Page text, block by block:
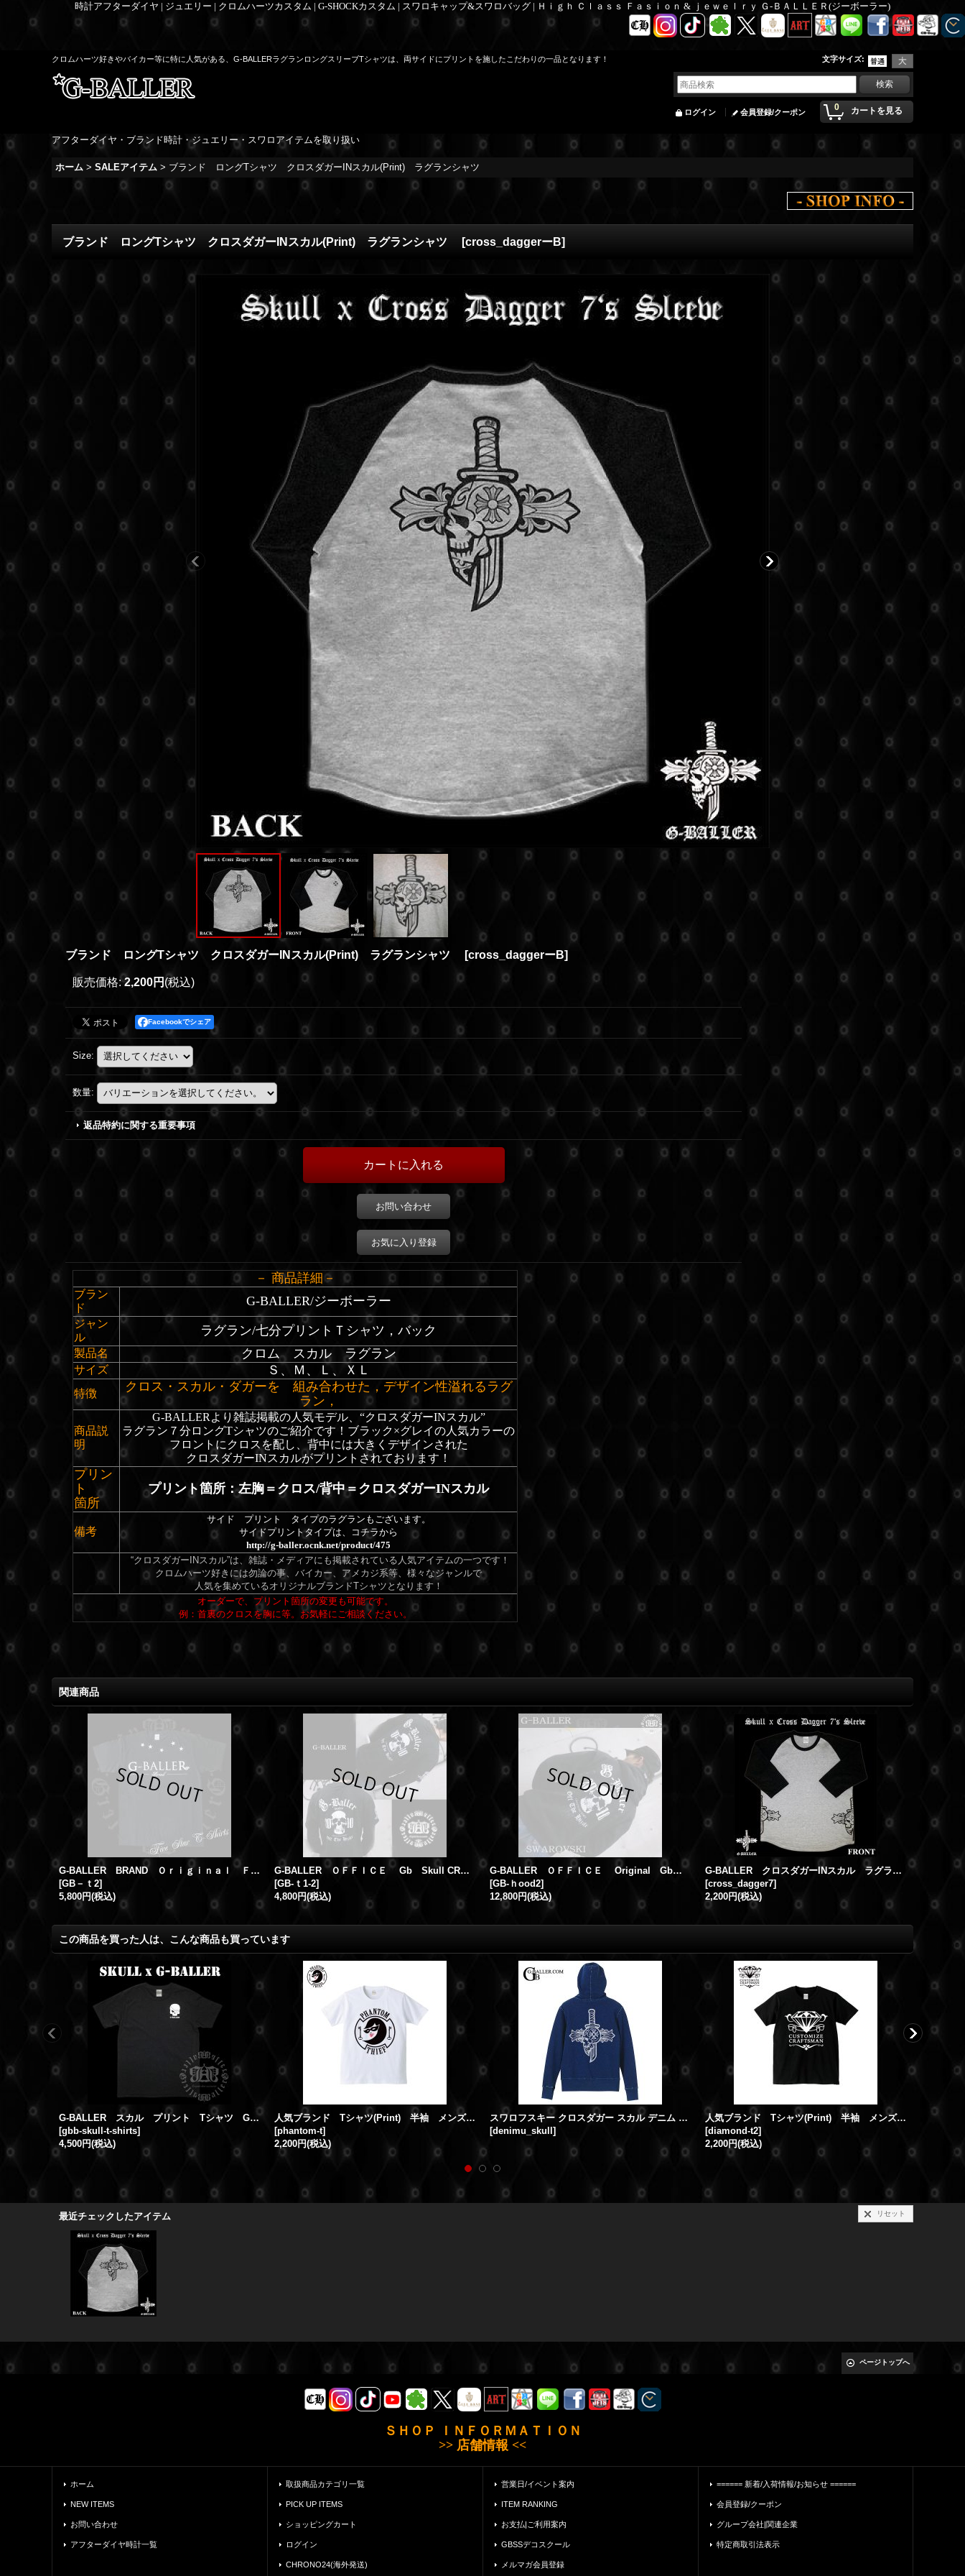
時計アフターダイヤ | ジュエリー | クロムハーツカスタム | G-SHOCKカスタム | スワロキャップ&スワロバッグ | Ｈｉｇｈ Ｃｌａｓｓ Ｆａｓｉｏｎ & ｊｅｗｅｌｒｙ Ｇ-ＢＡＬＬＥＲ(ジーボーラー)
クロムハーツ好きやバイカー等に特に人気がある、G-BALLERラグランロングスリーブTシャツは、両サイドにプリントを施したこだわりの一品となります！ 文字サイズ:
0 カートを見る
ログイン 会員登録/クーポン
アフターダイヤ・ブランド時計・ジュエリー・スワロアイテムを取り扱い
ホーム > SALEアイテム > ブランド ロングTシャツ クロスダガーINスカル(Print) ラグランシャツ
ブランド ロングTシャツ クロスダガーINスカル(Print) ラグランシャツ [cross_daggerーB]
ブランド ロングTシャツ クロスダガーINスカル(Print) ラグランシャツ [cross_daggerーB]
販売価格: 2,200円 (税込)
Facebookでシェア
Size:
数量:
返品特約に関する重要事項
お問い合わせ
お気に入り登録
－ 商品詳細－
ブラン
ド
G-BALLER/ジーボーラー
ジャン
ル
ラグラン/七分プリントＴシャツ，バック
製品名 クロム スカル ラグラン
サイズ Ｓ、Ｍ、Ｌ、ＸＬ
特徴
クロス・スカル・ダガーを 組み合わせた，デザイン性溢れるラグ
ラン，
商品説
明
G-BALLERより雑誌掲載の人気モデル、“クロスダガーINスカル”
ラグラン７分ロングTシャツのご紹介です！ブラック×グレイの人気カラーの
フロントにクロスを配し、背中には大きくデザインされた
クロスダガーINスカルがプリントされております！
プリン
ト
箇所
プリント箇所：左胸＝クロス/背中＝クロスダガーINスカル
備考
サイド プリント タイプのラグランもございます。
サイドプリントタイプは、コチラから
http://g-baller.ocnk.net/product/475
“クロスダガーINスカル”は、雑誌・メディアにも掲載されている人気アイテムの一つです！
クロムハーツ好きには勿論の事、バイカー、アメカジ系等、様々なジャンルで
人気を集めているオリジナルブランドTシャツとなります！
オーダーで、プリント箇所の変更も可能です。
例：首裏のクロスを胸に等。お気軽にご相談ください。
関連商品
G-BALLER BRAND Ｏｒｉｇｉｎａｌ ＦＩＶE ＳＴＡＲ Diamond T-SHIRT
[GB－ｔ2]
5,800円(税込)
G-BALLER ＯＦＦＩＣＥ Gb Skull CROWN Tshirt
[GB-ｔ1-2]
4,800円(税込)
G-BALLER ＯＦＦＩＣＥ Original Gb Skull CROWN hood/ スカル クラウン クロムリング パーカー フード
[GB-ｈood2]
12,800円(税込)
G-BALLER クロスダガーINスカル ラグラン ロングTシャツ
[cross_dagger7]
2,200円(税込)
この商品を買った人は、こんな商品も買っています
G-BALLER スカル プリント Tシャツ Gボーラー オリジナル スカルTシャツ
[gbb-skull-t-shirts]
4,500円(税込)
人気ブランド Tシャツ(Print) 半袖 メンズ “PHANTOM” 雑誌掲載アイテム
[phantom-t]
2,200円(税込)
スワロフスキー クロスダガー スカル デニム ジップパーカー
[denimu_skull ]
人気ブランド Tシャツ(Print) 半袖 メンズ “DIAMOND GB” 雑誌掲載アイテム
[diamond-t2]
2,200円(税込)
最近チェックしたアイテム リセット
ページトップへ
ＳＨＯＰ ＩＮＦＯＲＭＡＴＩＯＮ
>> 店舗情報 <<
ホーム
NEW ITEMS
お問い合わせ
アフターダイヤ時計一覧
取扱商品カテゴリ一覧
PICK UP ITEMS
ショッピングカート
ログイン
CHRONO24(海外発送)
営業日/イベント案内
ITEM RANKING
お支払|ご利用案内
GBSSデコスクール
メルマガ会員登録
====== 新着/入荷情報/お知らせ ======
会員登録/クーポン
グループ会社|関連企業
特定商取引法表示